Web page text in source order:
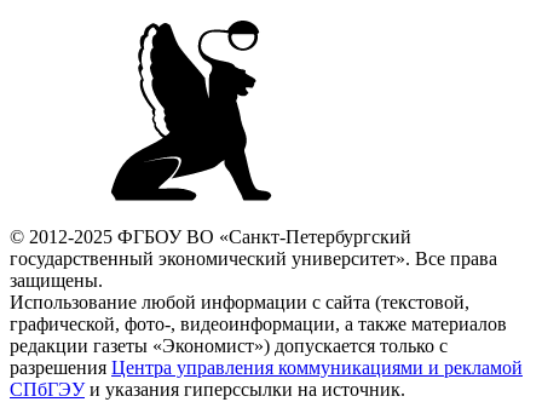
© 2012-2025 ФГБОУ ВО «Санкт-Петербургский
государственный экономический университет». Все права
защищены.
Использование любой информации с сайта (текстовой,
графической, фото-, видеоинформации, а также материалов
редакции газеты «Экономист») допускается только с
разрешения Центра управления коммуникациями и рекламой
СПбГЭУи указания гиперссылки на источник.